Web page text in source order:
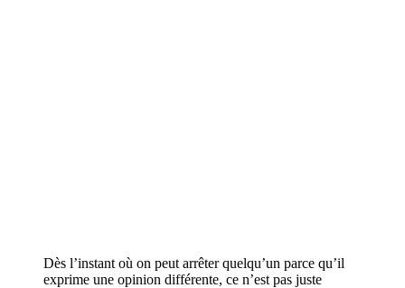
Dès l’instant où on peut arrêter quelqu’un parce qu’il
exprime une opinion différente, ce n’est pas juste